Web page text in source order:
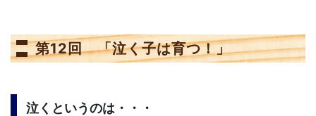
第12回 「泣く子は育つ！」
泣くというのは・・・